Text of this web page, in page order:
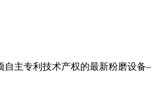
主专利技术产权的最新粉磨设